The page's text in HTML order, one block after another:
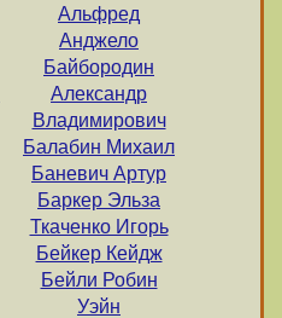
Альфред
Анджело
Байбородин
Александр
Владимирович
Балабин Михаил
Баневич Артур
Баркер Эльза
Ткаченко Игорь
Бейкер Кейдж
Бейли Робин
Уэйн